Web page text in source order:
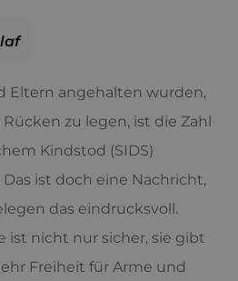
Eltern angehalten wurden,
zu legen, ist die Zahl
Kindstod (SIDS)
ist doch eine Nachricht,
das eindrucksvoll.
ist nicht nur sicher, sie gibt
Freiheit für Arme und